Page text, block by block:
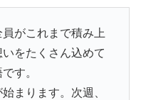
がこれまで積み上
をたくさん込めて
す。
まります。次週、